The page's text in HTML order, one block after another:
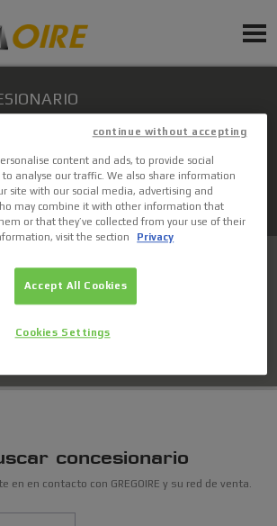
PRODUCTOS
SERVICIOS
ACTUALIDAD
EVENTOS
Suscripcion a la newsletter
Solicita accesorios y piezas de repuesto
BÚSQUEDA ALFABÉTICA
50 KM 150 KM 200 KM
búsqueda en los campos
arriba o
Mostrar todos
concesionario
en en contacto con GREGOIRE y su red de venta.
content and ads, to provide social
analyse our traffic. We also share information
site with our social media, advertising and
may combine it with other information that
or that they’ve collected from your use of their
visit the section
Privacy
continue without accepting
Accept All Cookies
Cookies Settings